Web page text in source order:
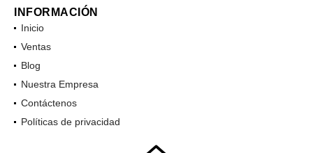
INFORMACIÓN
Inicio
Ventas
Blog
Nuestra Empresa
Contáctenos
Políticas de privacidad